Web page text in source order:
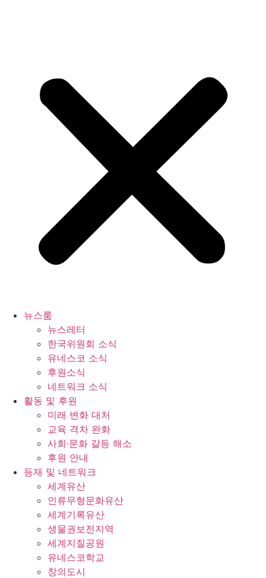
뉴스룸
뉴스레터
한국위원회 소식
유네스코 소식
후원소식
네트워크 소식
활동 및 후원
미래 변화 대처
교육 격차 완화
사회∙문화 갈등 해소
후원 안내
등재 및 네트워크
세계유산
인류무형문화유산
세계기록유산
생물권보전지역
세계지질공원
유네스코학교
창의도시